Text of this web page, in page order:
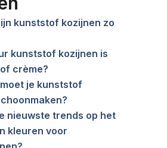
kunststof kozijnen zo
kunststof kozijnen is
crème?
je kunststof
nieuwste trends op het
kleuren voor